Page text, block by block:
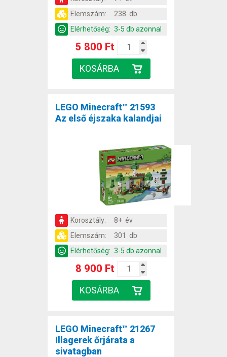
Elemszám:
238 db
Elérhetőség: 3-5 db azonnal
5 800 Ft
LEGO Minecraft™ 21593
Az első éjszaka kalandjai
Korosztály:
8+ év
Elemszám:
301 db
Elérhetőség: 3-5 db azonnal
8 900 Ft
LEGO Minecraft™ 21267
Illagerek őrjárata a
sivatagban